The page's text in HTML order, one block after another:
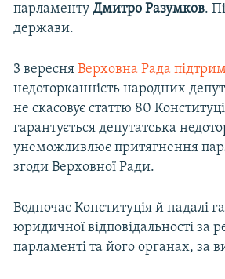
парламентуДмитро Разумков.
держави.
3 вересняВерховна Рада
недоторканність народних
не скасовує статтю 80
гарантується депутатська
унеможливлює притягнення
згоди Верховної Ради.
Водночас Конституція й надалі
юридичної відповідальності за
парламенті та його органах, за